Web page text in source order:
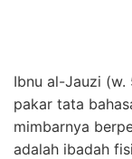
Ibnu al-Jauzi
pakar tata
mimbarnya
adalah ibadah